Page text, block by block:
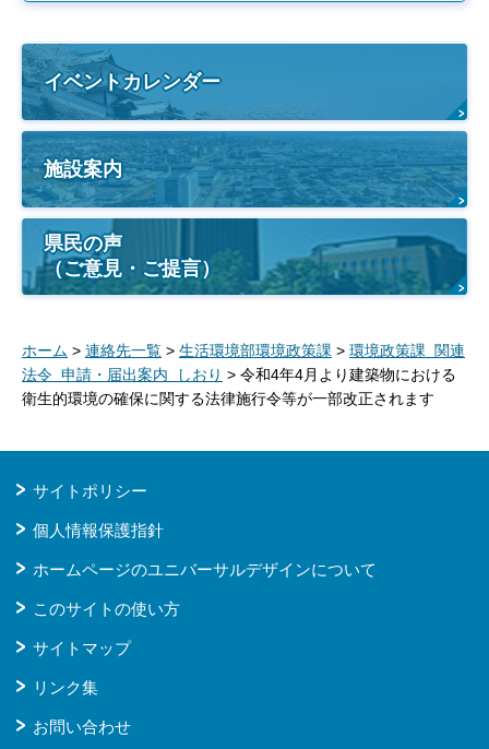
イベントカレンダー
施設案内
県民の声
（ご意見・ご提言）
ホーム > 連絡先一覧 > 生活環境部環境政策課 > 環境政策課 関連
法令 申請・届出案内 しおり > 令和4年4月より建築物における
衛生的環境の確保に関する法律施行令等が一部改正されます
サイトポリシー
個人情報保護指針
ホームページのユニバーサルデザインについて
このサイトの使い方
サイトマップ
リンク集
お問い合わせ